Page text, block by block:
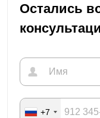
Остались
+7